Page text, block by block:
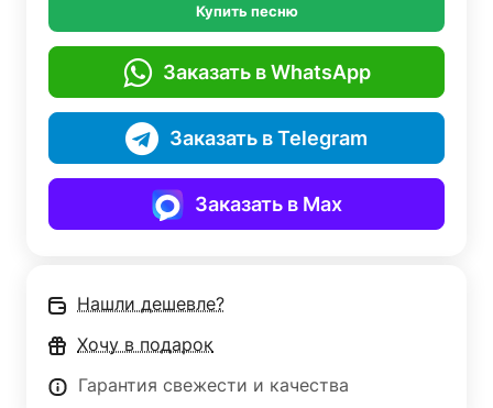
Купить песню
Заказать в WhatsApp
Заказать в Telegram
Заказать в Max
Нашли дешевле?
Хочу в подарок
Гарантия свежести и качества